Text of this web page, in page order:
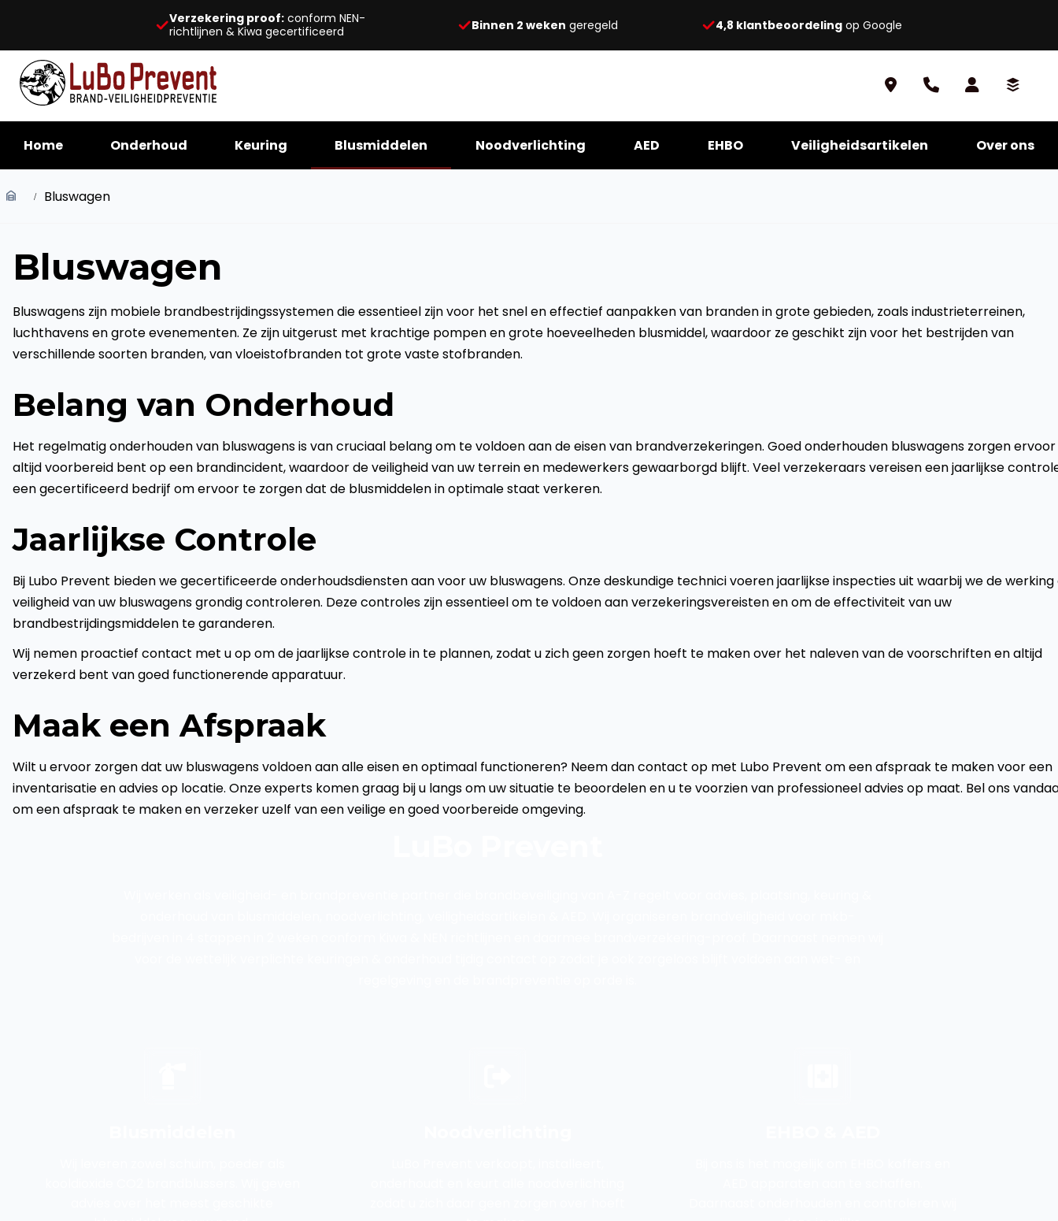
Verzekering proof: conform NEN-
richtlijnen & Kiwa gecertificeerd
Binnen 2 weken geregeld 4,8 klantbeoordeling op Google
Home Onderhoud Keuring Blusmiddelen Noodverlichting AED EHBO Veiligheidsartikelen Over ons
Bluswagen
Bluswagen
Bluswagens zijn mobiele brandbestrijdingssystemen die essentieel zijn voor het snel en effectief aanpakken van branden in grote gebieden, zoals industrieterreinen,
luchthavens en grote evenementen. Ze zijn uitgerust met krachtige pompen en grote hoeveelheden blusmiddel, waardoor ze geschikt zijn voor het bestrijden van
verschillende soorten branden, van vloeistofbranden tot grote vaste stofbranden.
Belang van Onderhoud
Het regelmatig onderhouden van bluswagens is van cruciaal belang om te voldoen aan de eisen van brandverzekeringen. Goed onderhouden bluswagens zorgen
altijd voorbereid bent op een brandincident, waardoor de veiligheid van uw terrein en medewerkers gewaarborgd blijft. Veel verzekeraars vereisen een jaarlijkse
een gecertificeerd bedrijf om ervoor te zorgen dat de blusmiddelen in optimale staat verkeren.
Jaarlijkse Controle
Bij Lubo Prevent bieden we gecertificeerde onderhoudsdiensten aan voor uw bluswagens. Onze deskundige technici voeren jaarlijkse inspecties uit waarbij we de werking
veiligheid van uw bluswagens grondig controleren. Deze controles zijn essentieel om te voldoen aan verzekeringsvereisten en om de effectiviteit van uw
brandbestrijdingsmiddelen te garanderen.
Wij nemen proactief contact met u op om de jaarlijkse controle in te plannen, zodat u zich geen zorgen hoeft te maken over het naleven van de voorschriften en altijd
verzekerd bent van goed functionerende apparatuur.
Maak een Afspraak
Wilt u ervoor zorgen dat uw bluswagens voldoen aan alle eisen en optimaal functioneren? Neem dan contact op met Lubo Prevent om een afspraak te maken voor een
inventarisatie en advies op locatie. Onze experts komen graag bij u langs om uw situatie te beoordelen en u te voorzien van professioneel advies op maat. Bel ons
om een afspraak te maken en verzeker uzelf van een veilige en goed voorbereide omgeving.